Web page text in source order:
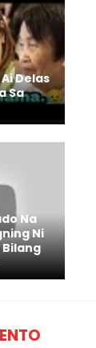
Delas
Sa
Na
Ni